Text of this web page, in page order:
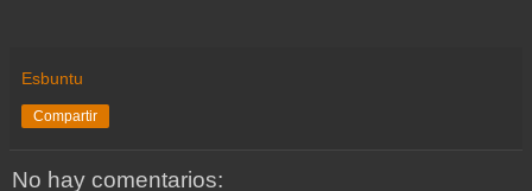
Esbuntu
Compartir
No hay comentarios: